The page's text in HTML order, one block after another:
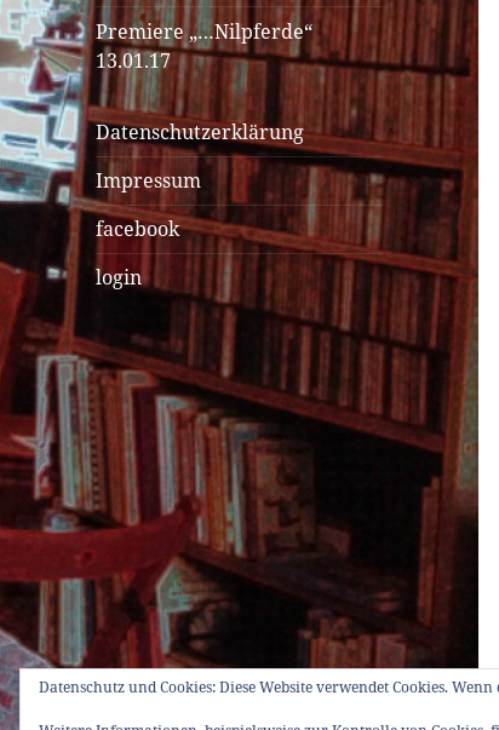
Premiere „…Nilpferde“
13.01.17
Datenschutzerklärung
Impressum
facebook
login
Datenschutz und Cookies: Diese Website verwendet Cookies.